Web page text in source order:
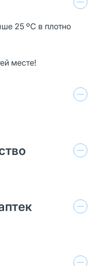
25 ºС в плотно
месте!